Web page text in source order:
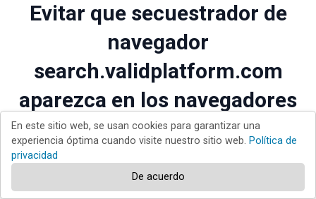
Evitar que secuestrador de
navegador
search.validplatform.com
aparezca en los navegadores
web como página de inicio y
buscador predeterminado:
En este sitio web, se usan cookies para garantizar una
experiencia óptima cuando visite nuestro sitio web. Política de
privacidad
De acuerdo